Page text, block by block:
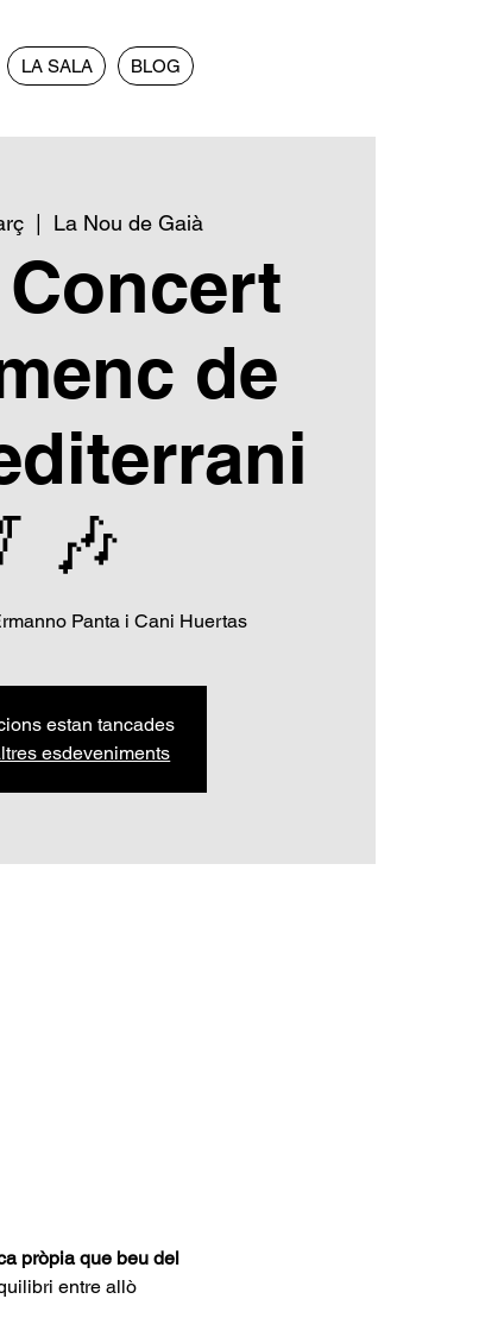
LA SALA BLOG
  |
La Nou de Gaià
de
🎶
Panta i Cani Huertas
estan tancades
esdeveniments
pròpia que beu del
entre allò